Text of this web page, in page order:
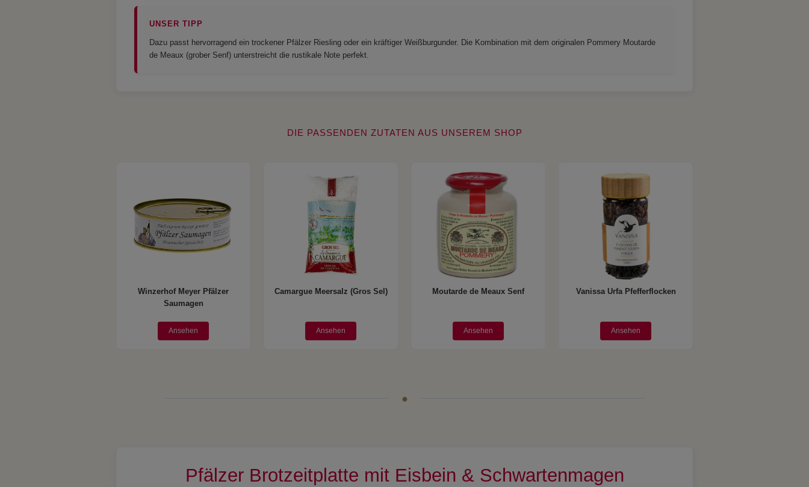
UNSER TIPP
Dazu passt hervorragend ein trockener Pfälzer Riesling oder ein kräftiger Weißburgunder. Die Kombination mit dem originalen Pommery Moutarde
de Meaux (grober Senf) unterstreicht die rustikale Note perfekt.
DIE PASSENDEN ZUTATEN AUS UNSEREM SHOP
Winzerhof Meyer Pfälzer
Saumagen
Ansehen
Camargue Meersalz (Gros Sel)
Ansehen
Moutarde de Meaux Senf
Ansehen
Vanissa Urfa Pfefferflocken
Ansehen
Pfälzer Brotzeitplatte mit Eisbein & Schwartenmagen